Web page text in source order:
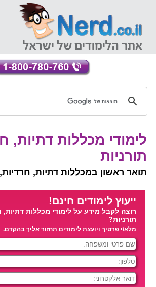
לימודי מכללות דתיות,
תורניות
תואר ראשון במכללות דתיות, חרדיות,
ייעוץ לימודים חינם!
רוצה לקבל מידע על לימודי מכללות דתיות,
תורניות?
מלא/י פרטיך ויועצת לימודים תחזור אליך בהקדם.